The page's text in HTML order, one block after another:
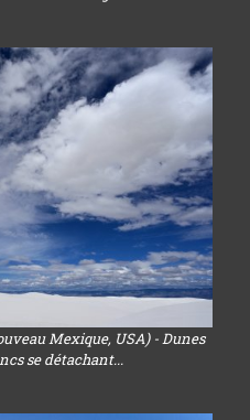
Mexique, USA) - Dunes
se détachant...